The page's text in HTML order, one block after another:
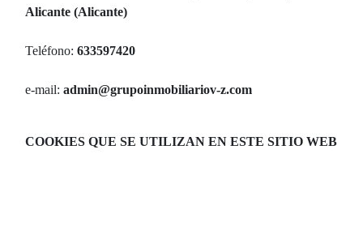
Alicante (Alicante)
Teléfono: 633597420
e-mail: admin@grupoinmobiliariov-z.com
COOKIES QUE SE UTILIZAN EN ESTE SITIO WEB